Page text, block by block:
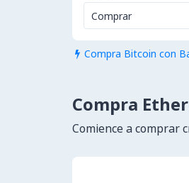
Comprar
 Compra Bitcoin con
Compra
Comience a comprar